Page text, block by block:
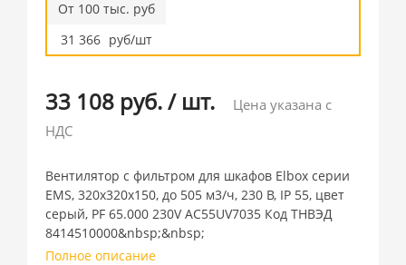
От 100 тыс. руб
31 366 руб/шт
33 108 руб./ шт.
Цена указана с
НДС
Вентилятор с фильтром для шкафов Elbox серии
EMS, 320х320х150, до 505 м3/ч, 230 В, IP 55, цвет
серый, PF 65.000 230V AC55UV7035 Код ТНВЭД
8414510000&nbsp;&nbsp;
Полное описание